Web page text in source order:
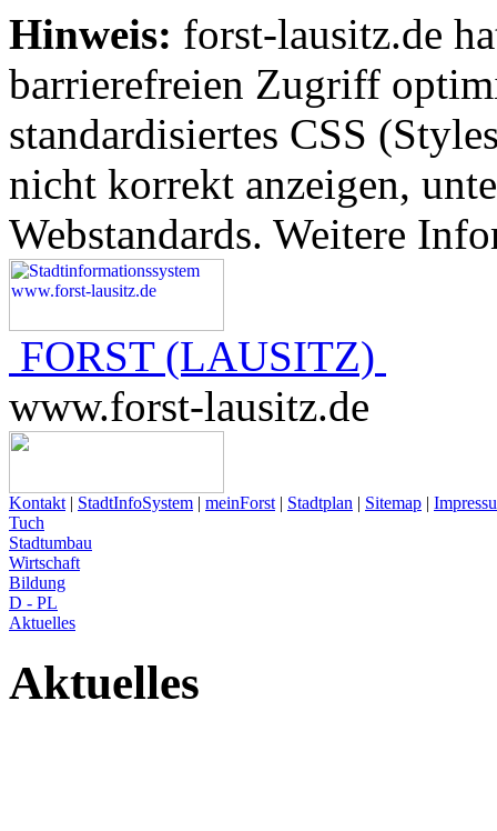
Hinweis: forst-lausitz.de
barrierefreien Zugriff
standardisiertes CSS
nicht korrekt anzeigen,
Webstandards. Weitere
FORST (LAUSITZ)
www.forst-lausitz.de
Kontakt | StadtInfoSystem | meinForst | Stadtplan | Sitemap |
Tuch
Stadtumbau
Wirtschaft
Bildung
D - PL
Aktuelles
Aktuelles